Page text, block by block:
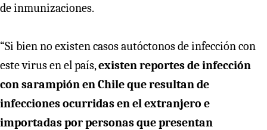
de inmunizaciones.
“Si bien no existen casos autóctonos de infección con
este virus en el país,existen reportes de infección
con sarampión en Chile que resultan de
infecciones ocurridas en el extranjero e
importadas por personas que presentan